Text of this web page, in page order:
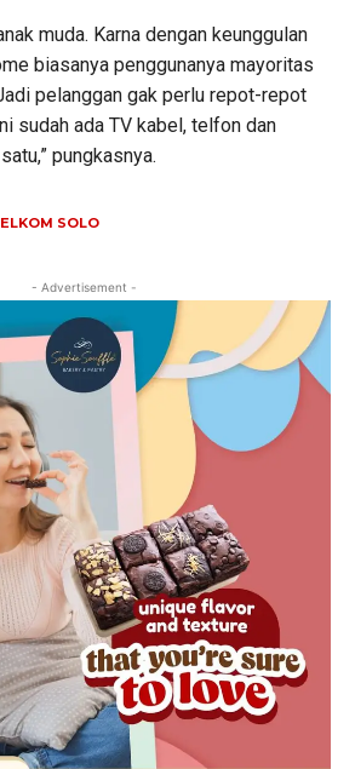
muda. Karna dengan keunggulan
biasanya penggunanya mayoritas
pelanggan gak perlu repot-repot
sudah ada TV kabel, telfon dan
pungkasnya.
SOLO
- Advertisement -